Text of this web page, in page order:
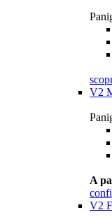
V2
A
V2